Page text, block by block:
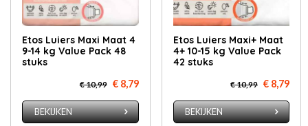
Etos Luiers Maxi Maat 4
9-14 kg Value Pack 48
stuks
€ 10,99 € 8,79
BEKIJKEN
Etos Luiers Maxi+ Maat
4+ 10-15 kg Value Pack
42 stuks
€ 10,99 € 8,79
BEKIJKEN